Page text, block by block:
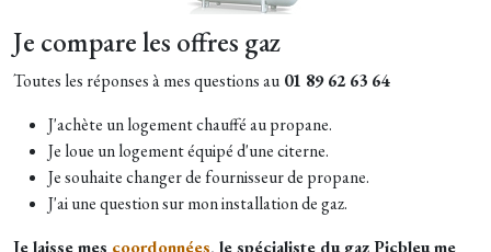
Je compare les offres gaz
Toutes les réponses à mes questions au 01 89 62 63 64
J'achète un logement chauffé au propane.
Je loue un logement équipé d'une citerne.
Je souhaite changer de fournisseur de propane.
J'ai une question sur mon installation de gaz.
Je laisse mes coordonnées, le spécialiste du gaz Picbleu me